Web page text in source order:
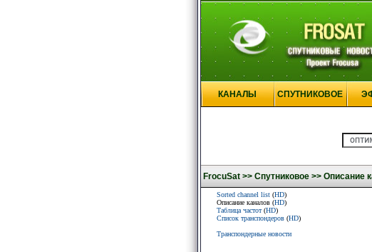
КАНАЛЫ СПУТНИКОВОЕ
FrocuSat >> Спутниковое >> Описание
Sorted channel list (HD)
Описание каналов (HD)
Таблица частот(HD)
Список транспондеров (HD)
Транспондерные новости